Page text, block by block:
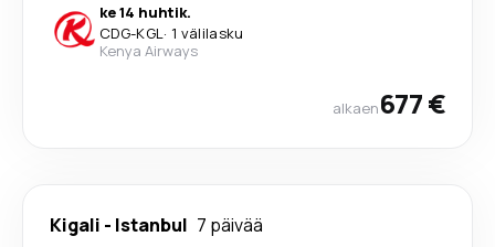
ke 14 huhtik.
CDG-KGL· 1 välilasku
Kenya Airways
alkaen677 €
Kigali - Istanbul 7 päivää